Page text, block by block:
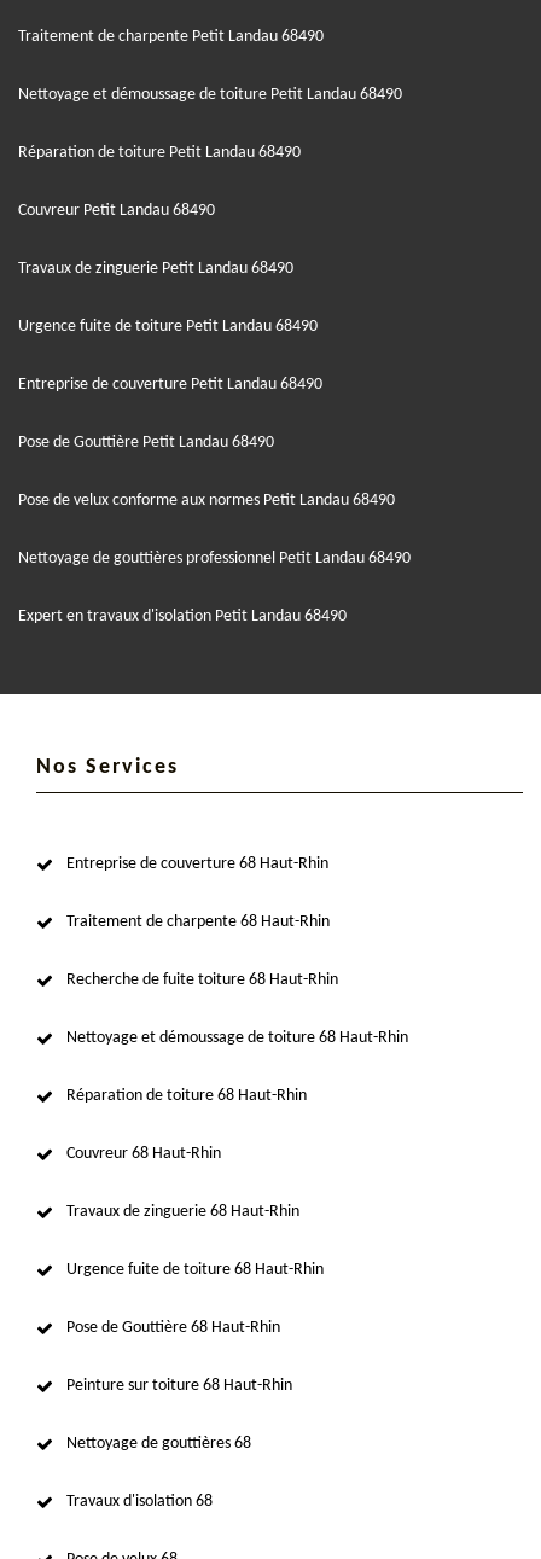
Traitement de charpente Petit Landau 68490
Nettoyage et démoussage de toiture Petit Landau 68490
Réparation de toiture Petit Landau 68490
Couvreur Petit Landau 68490
Travaux de zinguerie Petit Landau 68490
Urgence fuite de toiture Petit Landau 68490
Entreprise de couverture Petit Landau 68490
Pose de Gouttière Petit Landau 68490
Pose de velux conforme aux normes Petit Landau 68490
Nettoyage de gouttières professionnel Petit Landau 68490
Expert en travaux d'isolation Petit Landau 68490
Nos Services
Entreprise de couverture 68 Haut-Rhin
Traitement de charpente 68 Haut-Rhin
Recherche de fuite toiture 68 Haut-Rhin
Nettoyage et démoussage de toiture 68 Haut-Rhin
Réparation de toiture 68 Haut-Rhin
Couvreur 68 Haut-Rhin
Travaux de zinguerie 68 Haut-Rhin
Urgence fuite de toiture 68 Haut-Rhin
Pose de Gouttière 68 Haut-Rhin
Peinture sur toiture 68 Haut-Rhin
Nettoyage de gouttières 68
Travaux d'isolation 68